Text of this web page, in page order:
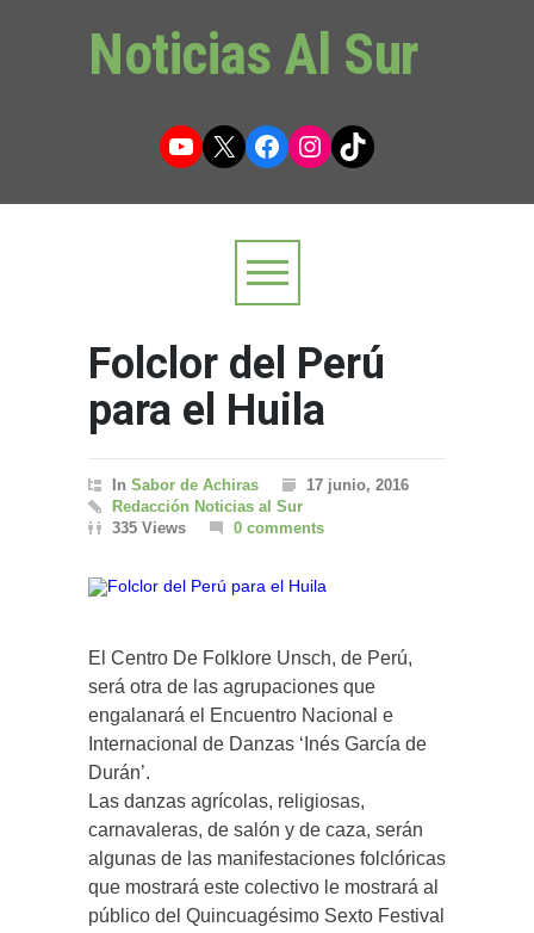
Noticias Al Sur
YouTube
X Facebook
Instagram
TikTok
Folclor del Perú
para el Huila
In Sabor de Achiras
17 junio, 2016
Redacción Noticias al Sur
335 Views
0 comments
El Centro De Folklore Unsch, de Perú,
será otra de las agrupaciones que
engalanará el Encuentro Nacional e
Internacional de Danzas ‘Inés García de
Durán’.
Las danzas agrícolas, religiosas,
carnavaleras, de salón y de caza, serán
algunas de las manifestaciones folclóricas
que mostrará este colectivo le mostrará al
público del Quincuagésimo Sexto Festival